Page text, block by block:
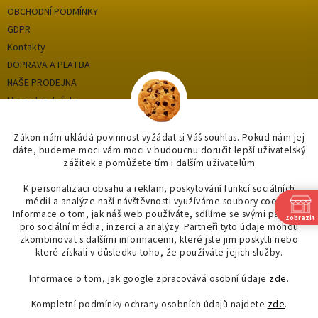
Zákon nám ukládá povinnost vyžádat si Váš souhlas. Pokud nám jej
dáte, budeme moci vám moci v budoucnu doručit lepší uživatelský
zážitek a pomůžete tím i dalším uživatelům
K personalizaci obsahu a reklam, poskytování funkcí sociálních
médií a analýze naší návštěvnosti využíváme soubory cookie.
Informace o tom, jak náš web používáte, sdílíme se svými partnery
pro sociální média, inzerci a analýzy. Partneři tyto údaje mohou
zkombinovat s dalšími informacemi, které jste jim poskytli nebo
které získali v důsledku toho, že používáte jejich služby.
Informace o tom, jak google zpracovává osobní údaje zde.
Kompletní podmínky ochrany osobních údajů najdete zde.
OBCHODNÍ PODMÍNKY
GDPR
Kontakty
DOPRAVA A PLATBA
NAŠE PRODEJNA
Moje objednávka
Kategorie
OUTLET až -75%
OBKLADY A DLAŽBY
KOUPELNY
OSVĚTLENÍ
Zobrazit